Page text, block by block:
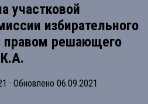
участковой
избирательного
правом решающего
· Обновлено 06.09.2021